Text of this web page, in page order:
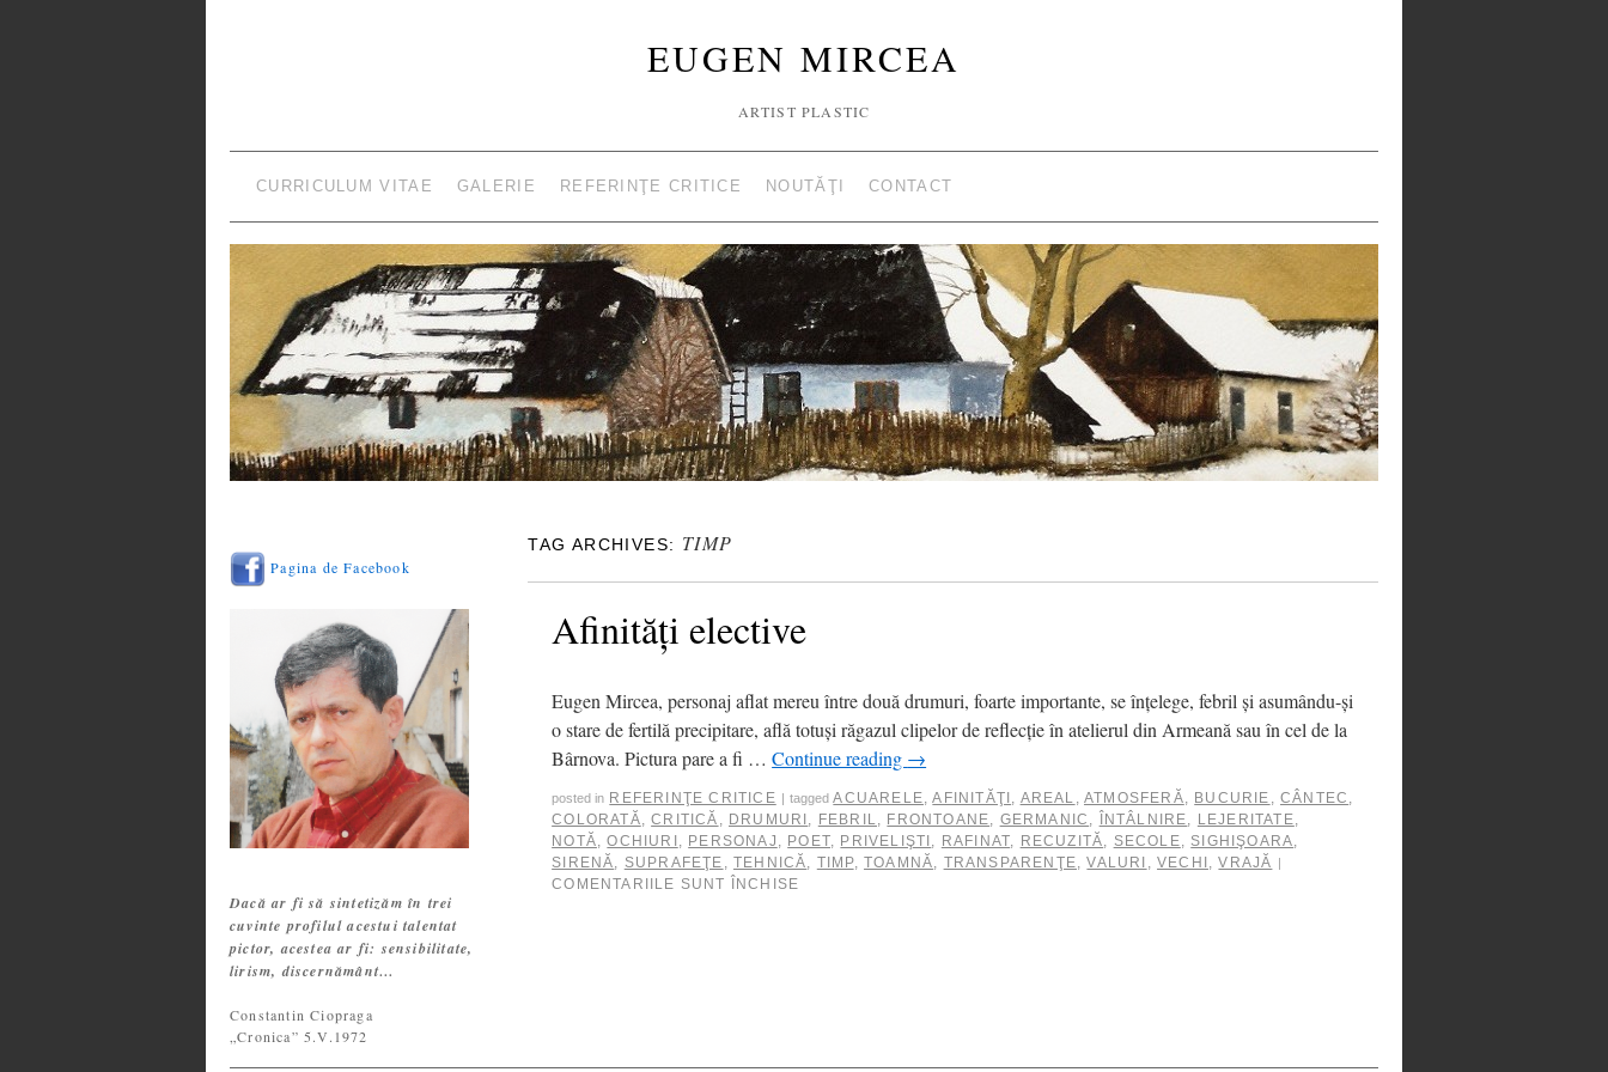
EUGEN MIRCEA
ARTIST PLASTIC
CURRICULUM VITAE GALERIE REFERINŢE CRITICE NOUTĂŢI CONTACT
TAG ARCHIVES: TIMP
Afinităţi elective
Eugen Mircea, personaj aflat mereu între două drumuri, foarte importante, se înţelege, febril şi asumându-şi
o stare de fertilă precipitare, află totuşi răgazul clipelor de reflecţie în atelierul din Armeană sau în cel de la
Bârnova. Pictura pare a fi …Continue reading →
posted in REFERINŢE CRITICE | tagged ACUARELE,AFINITĂŢI , AREAL , ATMOSFERĂ, BUCURIE ,CÂNTEC ,
COLORATĂ,CRITICĂ , DRUMURI , FEBRIL, FRONTOANE, GERMANIC , ÎNTÂLNIRE, LEJERITATE,
NOTĂ,OCHIURI , PERSONAJ , POET, PRIVELIŞTI , RAFINAT, RECUZITĂ, SECOLE, SIGHIŞOARA,
SIRENĂ, SUPRAFEŢE , TEHNICĂ, TIMP, TOAMNĂ, TRANSPARENŢE,VALURI ,VECHI ,VRAJĂ |
COMENTARIILE SUNT ÎNCHISE
Pagina de Facebook
Dacă ar fi să sintetizăm în trei
cuvinte profilul acestui talentat
pictor, acestea ar fi: sensibilitate,
lirism, discernământ…
Constantin Ciopraga
„Cronica” 5.V.1972